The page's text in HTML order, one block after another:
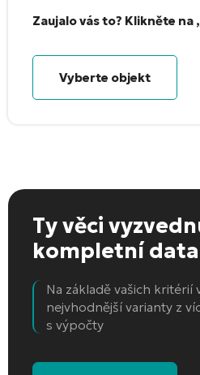
Zaujalo vás to? Klikněte
Vyberte objekt
Ty věci
kompletní
Na základě vašich kritérií
nejvhodnější varianty z
s výpočty